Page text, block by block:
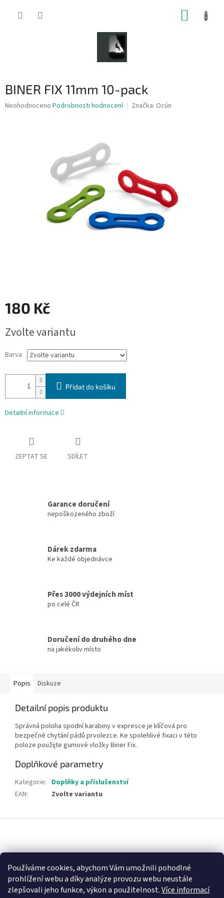
Používáme cookies, abychom Vám umožnili pohodlné
prohlížení webu a díky analýze provozu webu neustále
zlepšovali jeho funkce, výkon a použitelnost.Více informací
BINER FIX 11mm 10-pack
Průměrné
Neohodnoceno Podrobnosti hodnocení Značka: Ocún
180 Kč
cena:
Zvolte variantu
Barva
Přidat do košíku
Detailní informace
ZEPTAT SE SDÍLET
Garance doručení
nepoškozeného zboží
Dárek zdarma
Ke každé objednávce
Přes 3000 výdejních míst
po celé ČR
Doručení do druhého dne
na jakékoliv místo
Popis Diskuze
Detailní popis produktu
Správná poloha spodní karabiny v expresce je klíčová pro
bezpečné chytání pádů prvolezce. Ke spolehlivé fixaci v této
poloze použijte gumové vložky Biner Fix.
Doplňkové parametry
Kategorie: Doplňky a příslušenství
EAN: Zvolte variantu
a
0KS /0 KČ